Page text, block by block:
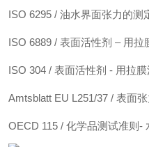
ISO 6295 / 油水界面张力的测
ISO 6889 / 表面活性剂 – 用拉
ISO 304 / 表面活性剂 - 用拉
Amtsblatt EU L251/37 / 表面张
OECD 115 / 化学品测试准则-